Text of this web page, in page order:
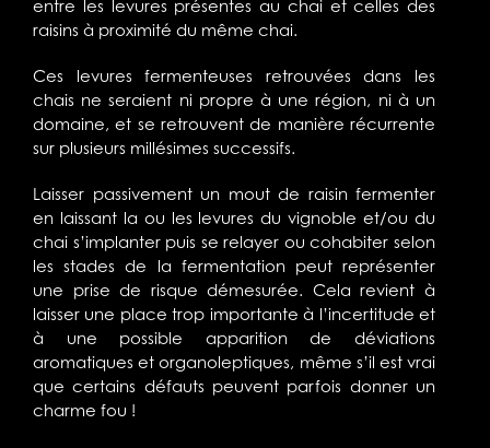
entre les levures présentes au chai et celles des
raisins à proximité du même chai.
Ces levures fermenteuses retrouvées dans les
chais ne seraient ni propre à une région, ni à un
domaine, et se retrouvent de manière récurrente
sur plusieurs millésimes successifs.
Laisser passivement un mout de raisin fermenter
en laissant la ou les levures du vignoble et/ou du
chai s’implanter puis se relayer ou cohabiter selon
les stades de la fermentation peut représenter
une prise de risque démesurée. Cela revient à
laisser une place trop importante à l’incertitude et
à une possible apparition de déviations
aromatiques et organoleptiques, même s’il est vrai
que certains défauts peuvent parfois donner un
charme fou !